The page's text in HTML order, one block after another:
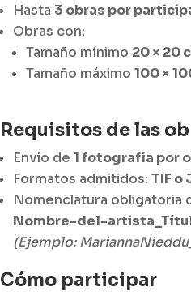
Hasta 3 obras por
Obras con:
Tamaño mínimo 20 × 20
Tamaño máximo100 ×
Requisitos de las
Envío de1 fotografía por
Formatos admitidos:TIF o
Nomenclatura obligatoria
Nombre-del-
(Ejemplo:
Cómo participar